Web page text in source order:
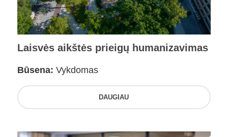
Laisvės aikštės prieigų humanizavimas
Būsena: Vykdomas
DAUGIAU